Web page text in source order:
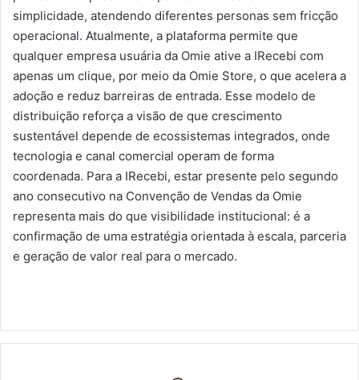
simplicidade, atendendo diferentes personas sem fricção
operacional. Atualmente, a plataforma permite que
qualquer empresa usuária da Omie ative a IRecebi com
apenas um clique, por meio da Omie Store, o que acelera a
adoção e reduz barreiras de entrada. Esse modelo de
distribuição reforça a visão de que crescimento
sustentável depende de ecossistemas integrados, onde
tecnologia e canal comercial operam de forma
coordenada. Para a IRecebi, estar presente pelo segundo
ano consecutivo na Convenção de Vendas da Omie
representa mais do que visibilidade institucional: é a
confirmação de uma estratégia orientada à escala, parceria
e geração de valor real para o mercado.